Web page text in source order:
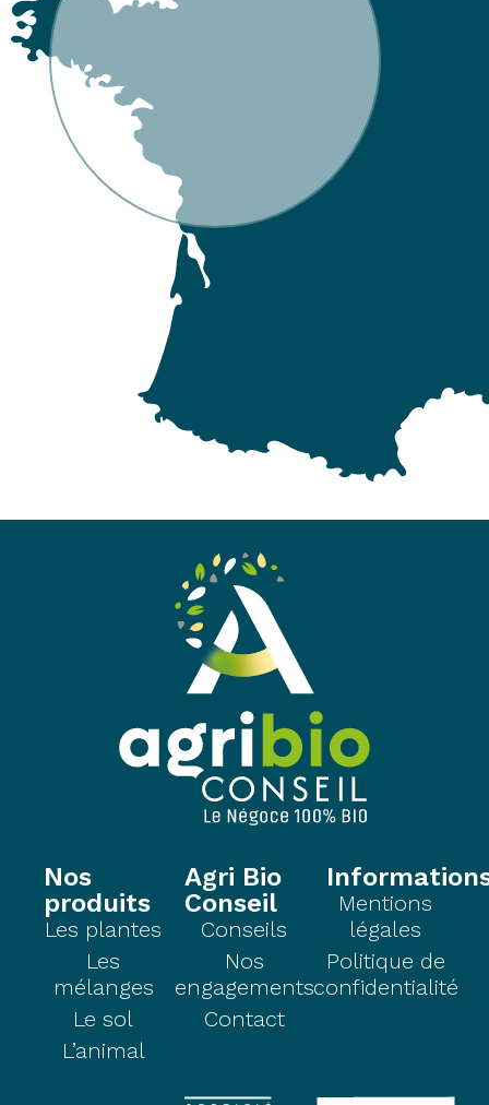
Nos
produits
Les plantes
Les
mélanges
Le sol
L’animal
Agri Bio
Conseil
Conseils
Nos
engagements
Contact
Mentions
légales
Politique de
confidentialité